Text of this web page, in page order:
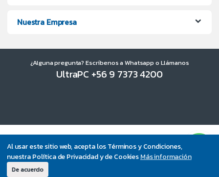
Al usar este sitio web, acepta los Términos y Condiciones,
nuestra Política de Privacidad y de CookiesMás información
De acuerdo
Nuestra Empresa
¿Alguna pregunta? Escríbenos a Whatsapp o Llámanos
UltraPC +56 9 7373 4200